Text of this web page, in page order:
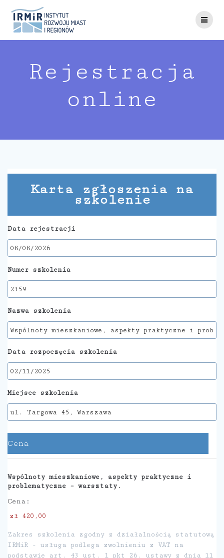
Rejestracja
online
Karta zgłoszenia na
szkolenie
Data rejestracji
Numer szkolenia
Nazwa szkolenia
Data rozpoczęcia szkolenia
Miejsce szkolenia
Cena
Wspólnoty mieszkaniowe, aspekty praktyczne i
problematyczne – warsztaty.
Cena:
Zakres szkolenia zgodny z działalnością statutową
IRMiR - usługa podlega zwolnieniu z VAT na
podstawie art. 43 ust. 1 pkt 26. ustawy z dnia 11